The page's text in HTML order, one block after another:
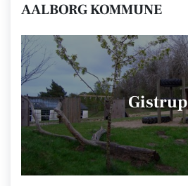
AALBORG KOMMUNE
Gistrup